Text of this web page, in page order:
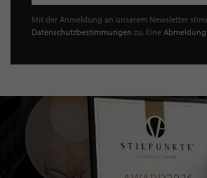
Mit der Anmeldung an unserem Newsletter
Datenschutzbestimmungen zu. Eine Abmeldung